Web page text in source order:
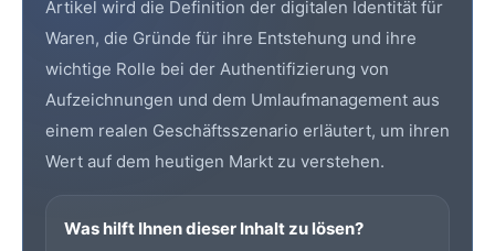
Artikel wird die Definition der digitalen Identität für
Waren, die Gründe für ihre Entstehung und ihre
wichtige Rolle bei der Authentifizierung von
Aufzeichnungen und dem Umlaufmanagement aus
einem realen Geschäftsszenario erläutert, um ihren
Wert auf dem heutigen Markt zu verstehen.
Was hilft Ihnen dieser Inhalt zu lösen?